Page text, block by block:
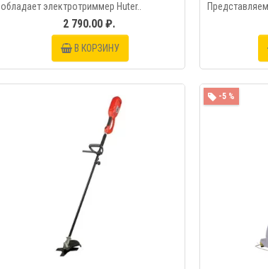
обладает электротриммер Huter..
2 790.00 ₽.
В КОРЗИНУ
БЫСТРЫЙ ПРОСМОТР -5 %